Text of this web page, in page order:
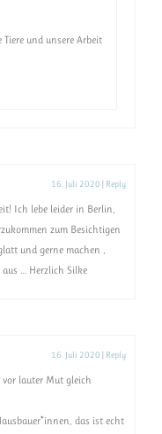
Tiere und unsere Arbeit
16. Juli 2020 | Reply
Ich lebe leider in Berlin,
zum Besichtigen
und gerne machen ,
… Herzlich Silke
16. Juli 2020 | Reply
vor lauter Mut gleich
das ist echt